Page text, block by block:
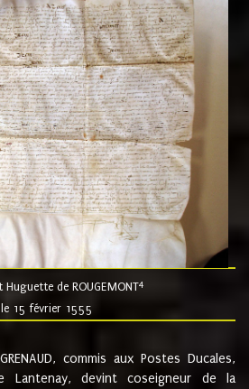
de ROUGEMONT4
le 15 février 1555
commis aux Postes Ducales,
Lantenay, devint coseigneur de la